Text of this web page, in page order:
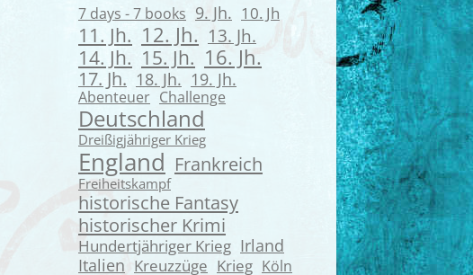
7 days - 7 books 9. Jh. 10. Jh
11. Jh. 12. Jh. 13. Jh.
14. Jh. 15. Jh. 16. Jh.
17. Jh. 18. Jh. 19. Jh.
Abenteuer Challenge
Deutschland
Dreißigjähriger Krieg
England Frankreich
Freiheitskampf
historische Fantasy
historischer Krimi
Hundertjähriger Krieg Irland
Italien Kreuzzüge Krieg Köln